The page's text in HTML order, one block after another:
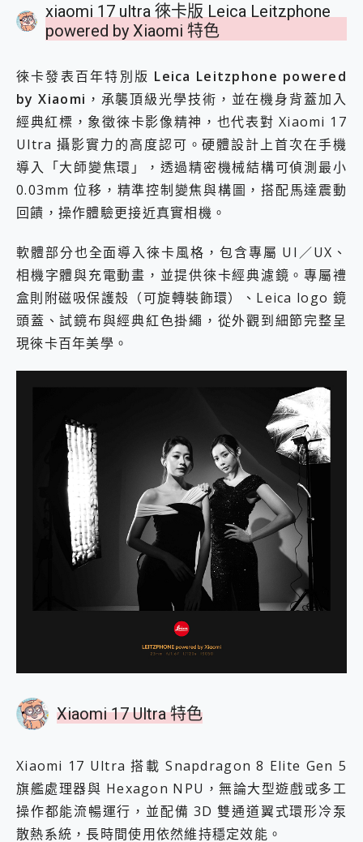
xiaomi 17 ultra 徠卡版 Leica Leitzphone
powered by Xiaomi 特色
徠卡發表百年特別版 Leica Leitzphone powered
by Xiaomi ，承襲頂級光學技術，並在機身背蓋加入
經典紅標，象徵徠卡影像精神，也代表對 Xiaomi 17
Ultra 攝影實力的高度認可。硬體設計上首次在手機
導入「大師變焦環」，透過精密機械結構可偵測最小
0.03mm 位移，精準控制變焦與構圖，搭配馬達震動
回饋，操作體驗更接近真實相機。
軟體部分也全面導入徠卡風格，包含專屬 UI／UX、
相機字體與充電動畫，並提供徠卡經典濾鏡。專屬禮
盒則附磁吸保護殼（可旋轉裝飾環）、Leica logo 鏡
頭蓋、試鏡布與經典紅色掛繩，從外觀到細節完整呈
現徠卡百年美學。
Xiaomi 17 Ultra 特色
Xiaomi 17 Ultra 搭載 Snapdragon 8 Elite Gen 5
旗艦處理器與 Hexagon NPU，無論大型遊戲或多工
操作都能流暢運行，並配備 3D 雙通道翼式環形冷泵
散熱系統，長時間使用依然維持穩定效能。